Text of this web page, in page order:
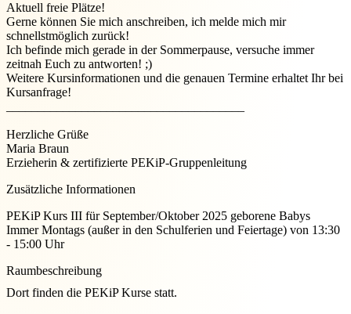
Aktuell freie Plätze!
Gerne können Sie mich anschreiben, ich melde mich mir
schnellstmöglich zurück!
Ich befinde mich gerade in der Sommerpause, versuche immer
zeitnah Euch zu antworten! ;)
Weitere Kursinformationen und die genauen Termine erhaltet Ihr bei
Kursanfrage!
Herzliche Grüße
Maria Braun
Erzieherin & zertifizierte PEKiP-Gruppenleitung
Zusätzliche Informationen
PEKiP Kurs III für September/Oktober 2025 geborene Babys
Immer Montags (außer in den Schulferien und Feiertage) von 13:30
- 15:00 Uhr
Raumbeschreibung
Dort finden die PEKiP Kurse statt.